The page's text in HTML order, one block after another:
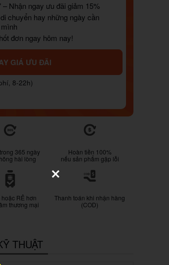
Nhận ngay ưu đãi giảm 15%
chuyển hay những ngày cần
đơn ngay hôm nay!
GIÁ ƯU ĐÃI
8-22h)
365 ngày
hài lòng
Hoàn tiền 100%
nếu sản phẩm gặp lỗi
hoặc RẺ hơn
thương mại
Thanh toán khi nhận hàng
(COD)
THUẬT